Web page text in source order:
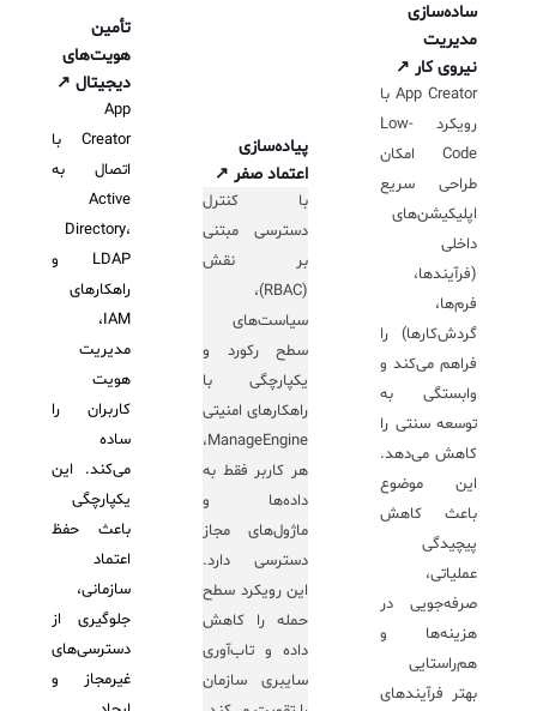
ساده‌سازی
مدیریت
نیروی کار ↗
App Creator با
رویکرد Low-
Code امکان
طراحی سریع
اپلیکیشن‌های
داخلی
(فرآیندها،
فرم‌ها،
گردش‌کارها) را
فراهم می‌کند و
وابستگی به
توسعه سنتی را
کاهش می‌دهد.
این موضوع
باعث کاهش
پیچیدگی
عملیاتی،
صرفه‌جویی در
هزینه‌ها و
هم‌راستایی
بهتر فرآیندهای
پیاده‌سازی
اعتماد صفر ↗
با کنترل
دسترسی مبتنی
بر نقش
(RBAC)،
سیاست‌های
سطح رکورد و
یکپارچگی با
راهکارهای امنیتی
ManageEngine،
هر کاربر فقط به
داده‌ها و
ماژول‌های مجاز
دسترسی دارد.
این رویکرد سطح
حمله را کاهش
داده و تاب‌آوری
سایبری سازمان
تأمین
هویت‌های
دیجیتال ↗
App
Creator با
اتصال به
Active
Directory،
LDAP و
راهکارهای
IAM،
مدیریت
هویت
کاربران را
ساده
می‌کند. این
یکپارچگی
باعث حفظ
اعتماد
سازمانی،
جلوگیری از
دسترسی‌های
غیرمجاز و